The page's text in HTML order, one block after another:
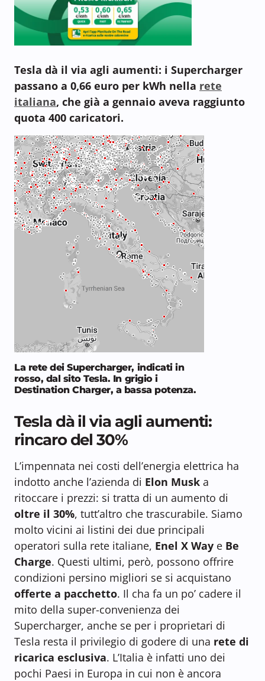
Tesla dà il via agli aumenti: i Supercharger
passano a 0,66 euro per kWh nella rete
italiana, che già a gennaio aveva raggiunto
quota 400 caricatori.
La rete dei Supercharger, indicati in
rosso, dal sito Tesla. In grigio i
Destination Charger, a bassa potenza.
Tesla dà il via agli aumenti:
rincaro del 30%
L’impennata nei costi dell’energia elettrica ha
indotto anche l’azienda di Elon Musk a
ritoccare i prezzi: si tratta di un aumento di
oltre il 30%, tutt’altro che trascurabile. Siamo
molto vicini ai listini dei due principali
operatori sulla rete italiane, Enel X Way e Be
Charge. Questi ultimi, però, possono offrire
condizioni persino migliori se si acquistano
offerte a pacchetto. Il cha fa un po’ cadere il
mito della super-convenienza dei
Supercharger, anche se per i proprietari di
Tesla resta il privilegio di godere di una rete di
ricarica esclusiva. L’Italia è infatti uno dei
pochi Paesi in Europa in cui non è ancora